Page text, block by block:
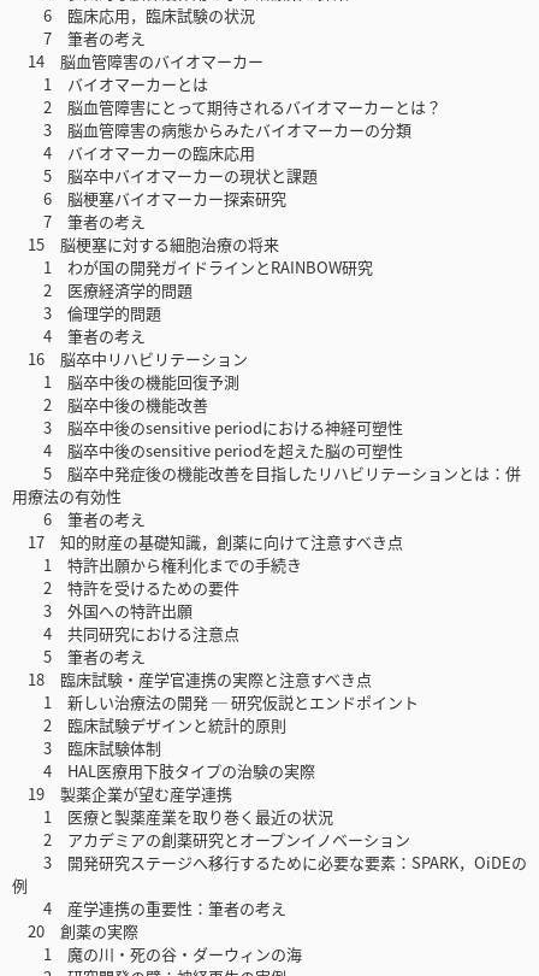
6 臨床応用，臨床試験の状況
7 筆者の考え
14 脳血管障害のバイオマーカー
1 バイオマーカーとは
2 脳血管障害にとって期待されるバイオマーカーとは？
3 脳血管障害の病態からみたバイオマーカーの分類
4 バイオマーカーの臨床応用
5 脳卒中バイオマーカーの現状と課題
6 脳梗塞バイオマーカー探索研究
7 筆者の考え
15 脳梗塞に対する細胞治療の将来
1 わが国の開発ガイドラインとRAINBOW研究
2 医療経済学的問題
3 倫理学的問題
4 筆者の考え
16 脳卒中リハビリテーション
1 脳卒中後の機能回復予測
2 脳卒中後の機能改善
3 脳卒中後のsensitive periodにおける神経可塑性
4 脳卒中後のsensitive periodを超えた脳の可塑性
5 脳卒中発症後の機能改善を目指したリハビリテーションとは：併
用療法の有効性
6 筆者の考え
17 知的財産の基礎知識，創薬に向けて注意すべき点
1 特許出願から権利化までの手続き
2 特許を受けるための要件
3 外国への特許出願
4 共同研究における注意点
5 筆者の考え
18 臨床試験・産学官連携の実際と注意すべき点
1 新しい治療法の開発 ─ 研究仮説とエンドポイント
2 臨床試験デザインと統計的原則
3 臨床試験体制
4 HAL医療用下肢タイプの治験の実際
19 製薬企業が望む産学連携
1 医療と製薬産業を取り巻く最近の状況
2 アカデミアの創薬研究とオープンイノベーション
3 開発研究ステージへ移行するために必要な要素：SPARK，OiDEの
例
4 産学連携の重要性：筆者の考え
20 創薬の実際
1 魔の川・死の谷・ダーウィンの海